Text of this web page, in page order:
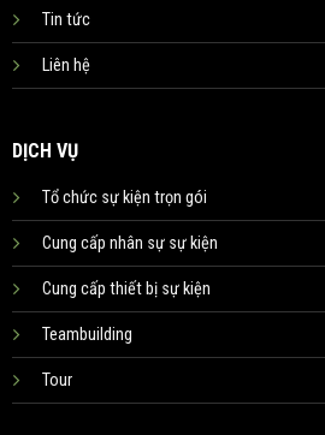
Tin tức
Liên hệ
DỊCH VỤ
Tổ chức sự kiện trọn gói
Cung cấp nhân sự sự kiện
Cung cấp thiết bị sự kiện
Teambuilding
Tour